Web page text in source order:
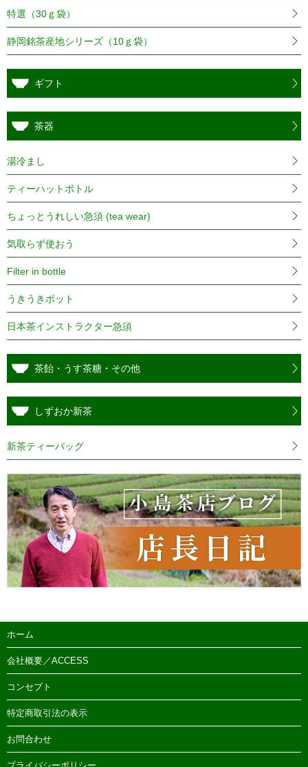
特選（30ｇ袋）
静岡銘茶産地シリーズ（10ｇ袋）
ギフト
茶器
湯冷まし
ティーハットボトル
ちょっとうれしい急須 (tea wear)
気取らず使おう
Filter in bottle
うきうきポット
日本茶インストラクター急須
茶飴・うす茶糖・その他
しずおか新茶
新茶ティーバッグ
ホーム
会社概要／ACCESS
コンセプト
特定商取引法の表示
お問合わせ